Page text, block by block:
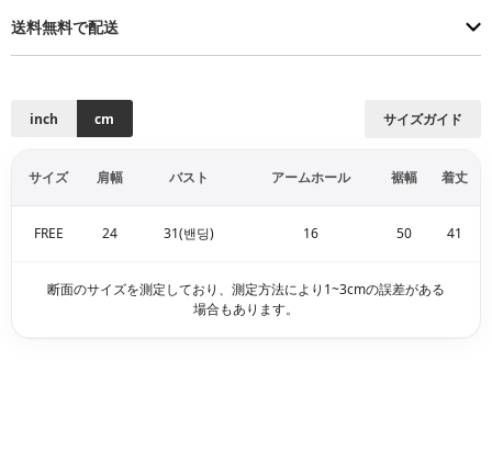
送料無料で配送
サイズガイド
inch cm
サイズ 肩幅 バスト アームホール 裾幅 着丈
FREE 24 31(밴딩) 16 50 41
断面のサイズを測定しており、測定方法により1~3cmの誤差がある
場合もあります。